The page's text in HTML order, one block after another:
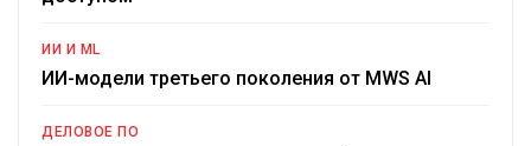
ИИ И ML
ИИ-модели третьего поколения от MWS AI
ДЕЛОВОЕ ПО